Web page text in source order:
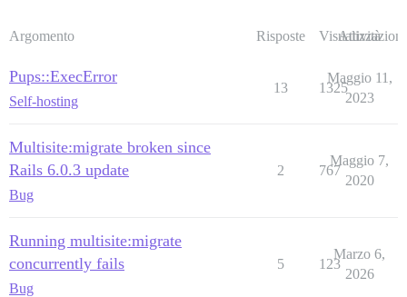
Argomento Risposte Visualizzazioni
Attività
Pups::ExecError
Self-hosting
13 1325
Maggio 11,
2023
Multisite:migrate broken since
Rails 6.0.3 update
Bug
2 767
Maggio 7,
2020
Running multisite:migrate
concurrently fails
Bug
5 123
Marzo 6,
2026